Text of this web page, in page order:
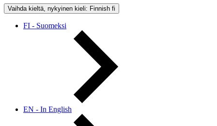
Vaihda kieltä, nykyinen kieli: Finnish fi
FI - Suomeksi
EN - In English